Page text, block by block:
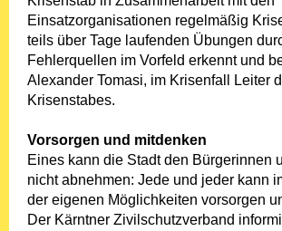
Einsatzorganisationen regelmäßig
teils über Tage laufenden Übungen
Fehlerquellen im Vorfeld erkennt und
Alexander Tomasi, im Krisenfall Leiter
Krisenstabes.
Vorsorgen und mitdenken
Eines kann die Stadt den Bürgerinnen
nicht abnehmen: Jede und jeder kann
der eigenen Möglichkeiten vorsorgen
Der Kärntner Zivilschutzverband